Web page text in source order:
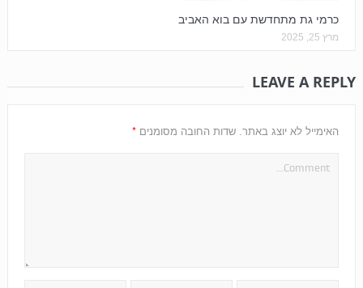
כרמי גת מתחדשת עם בוא האביב
מרץ 25, 2025
LEAVE A REPLY
האימייל לא יוצג באתר. שדות החובה מסומנים *